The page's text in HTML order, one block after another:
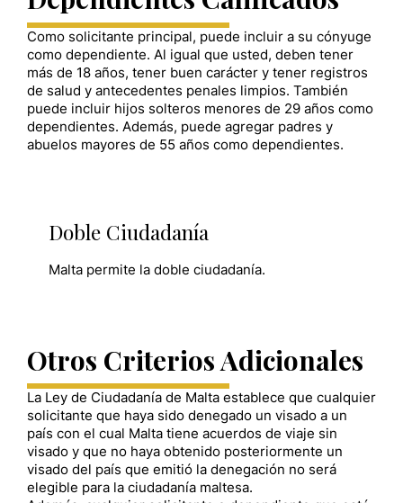
Como solicitante principal, puede incluir a su cónyuge
como dependiente. Al igual que usted, deben tener
más de 18 años, tener buen carácter y tener registros
de salud y antecedentes penales limpios. También
puede incluir hijos solteros menores de 29 años como
dependientes. Además, puede agregar padres y
abuelos mayores de 55 años como dependientes.
Doble Ciudadanía
Malta permite la doble ciudadanía.
Otros Criterios Adicionales
La Ley de Ciudadanía de Malta establece que cualquier
solicitante que haya sido denegado un visado a un
país con el cual Malta tiene acuerdos de viaje sin
visado y que no haya obtenido posteriormente un
visado del país que emitió la denegación no será
elegible para la ciudadanía maltesa.